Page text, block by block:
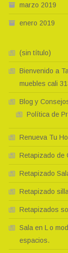
marzo 2019
enero 2019
(sin título)
Bienvenido a
muebles cali
Blog y
Política de
Renueva Tu
Retapizado de
Retapizado
Retapizado
Retapizados
Sala en L o
espacios.